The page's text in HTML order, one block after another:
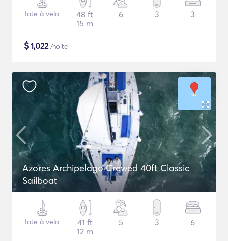
Iate à vela
48 ft
15 m
6 3 3
$1,022/noite
Azores Archipelago Crewed 40ft Classic
Sailboat
Iate à vela
41 ft
12 m
5 3 6